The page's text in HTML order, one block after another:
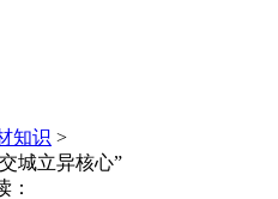
知识 >
城立异核心”
：